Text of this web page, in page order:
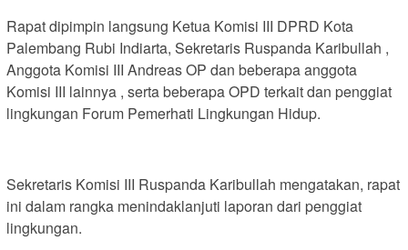
Rapat dipimpin langsung Ketua Komisi III DPRD Kota
Palembang Rubi Indiarta, Sekretaris Ruspanda Karibullah ,
Anggota Komisi III Andreas OP dan beberapa anggota
Komisi III lainnya , serta beberapa OPD terkait dan penggiat
lingkungan Forum Pemerhati Lingkungan Hidup.
Sekretaris Komisi III Ruspanda Karibullah mengatakan, rapat
ini dalam rangka menindaklanjuti laporan dari penggiat
lingkungan.